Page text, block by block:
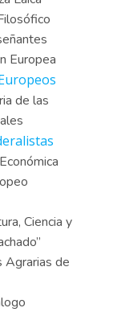
Europea
de las
Ciencia y
Agrarias de